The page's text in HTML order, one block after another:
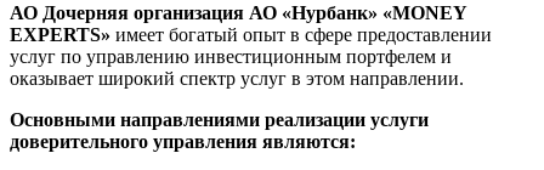
АО Дочерняя организация АО «Нурбанк» «MONEY
EXPERTS» имеет богатый опыт в сфере предоставлении
услуг по управлению инвестиционным портфелем и
оказывает широкий спектр услуг в этом направлении.
Основными направлениями реализации услуги
доверительного управления являются: